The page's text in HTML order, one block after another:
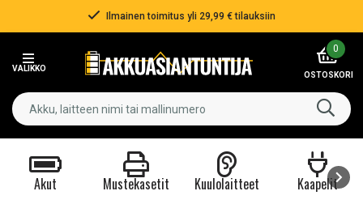
Ilmainen toimitus yli 29,99 € tilauksiin
VALIKKO
0
OSTOSKORI
Akut Mustekasetit Kuulolaitteet Kaapelit